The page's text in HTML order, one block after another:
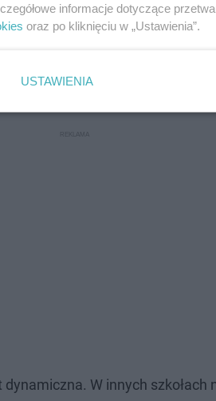
W innych szkołach
informacje dotyczące
oraz po kliknięciu w „Ustawienia”.
USTAWIENIA